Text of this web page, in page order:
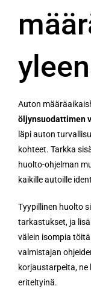
Auton
öljynsuodattimen
läpi auton
kohteet. Tarkka
huolto-ohjelman
kaikille autoille
Tyypillinen huolto
tarkastukset, ja
välein isompia
valmistajan
korjaustarpeita,
eriteltyinä.